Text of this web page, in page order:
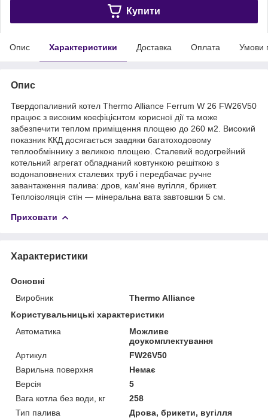
Купити
Опис Характеристики Доставка Оплата Умови
Опис
Твердопаливний котел Thermo Alliance Ferrum W 26 FW26V50
працює з високим коефіцієнтом корисної дії та може
забезпечити теплом приміщення площею до 260 м2. Високий
показник ККД досягається завдяки багатоходовому
теплообміннику з великою площею. Сталевий водогрейний
котельний агрегат обладнаний ковтункою решіткою з
водонаповнених сталевих труб і передбачає ручне
завантаження палива: дров, кам'яне вугілля, брикет.
Теплоізоляція стін — мінеральна вата завтовшки 5 см.
Приховати
Характеристики
Основні
Виробник
Thermo Alliance
Користувальницькі характеристики
Автоматика
Можливе
доукомплектування
Артикул
FW26V50
Варильна поверхня
Немає
Версія
5
Вага котла без води, кг
258
Тип палива
Дрова, брикети, вугілля